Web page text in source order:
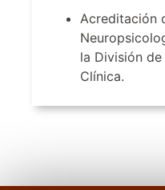
Acreditación
la División
Clínica.